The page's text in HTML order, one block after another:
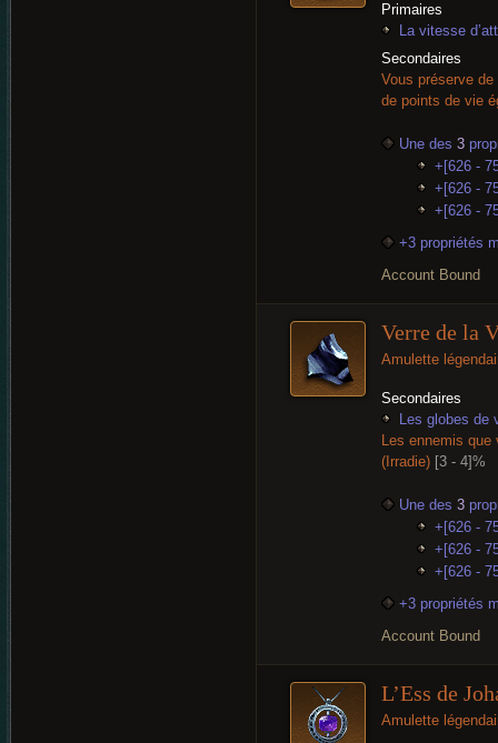
Primaires
La vitesse
Secondaires
Vous préserve
de points de vie
Une des 3
+[626 -
+[626 -
+[626 -
+3 propriétés
Account Bound
Verre de la
Amulette
Secondaires
Les globes de
Les ennemis
(Irradie) [3 - 4]%
Une des 3
+[626 -
+[626 -
+[626 -
+3 propriétés
Account Bound
L’Ess de
Amulette